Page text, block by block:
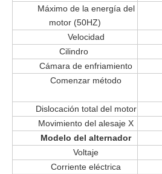
Máximo de la energía del
motor (50HZ)
Velocidad
Cilindro
Cámara de enfriamiento
Comenzar método
Dislocación total del motor
Movimiento del alesaje X
Modelo del alternador
Voltaje
Corriente eléctrica